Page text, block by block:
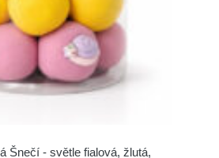
Šnečí - světle fialová, žlutá,